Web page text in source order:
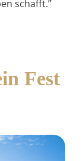
schafft.”
Fest